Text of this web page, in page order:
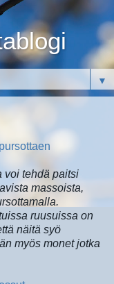
▼
voi tehdä paitsi
massoista,
ruusuissa on
näitä syö
myös monet jotka